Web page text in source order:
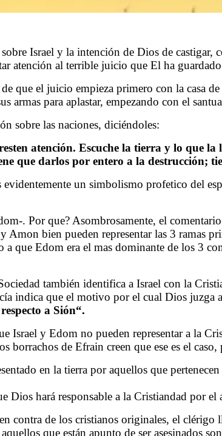
Israel y la intención de Dios de
atención al terrible juicio que El ha
que el juicio empieza primero con la casa
armas para aplastar, empezando con el
sobre las naciones, diciéndoles:
atención. Escuche la tierra y lo
que darlos por entero a la destrucción;
un simbolismo profetico del
. Por que? Asombrosamente, el
bien pueden representar las 3 ramas
a que Edom era el mas dominante de los 3
también identifica a Israel con la
indica que el motivo por el cual Dios
a Sión“.
Israel y Edom no pueden representar a la
de Efrain creen que ese es el
en la tierra por aquellos que
hará responsable a la Cristiandad por
contra de los cristianos originales, el
que están apunto de ser asesinados